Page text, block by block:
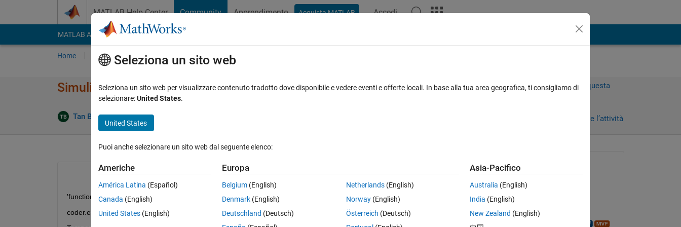
MATLAB Help Center Community Apprendimento Acquista MATLAB Accedi
MATLAB Answers File Exchange Cody
Home Poni una domanda Risposta Naviga
Simulink MxArray for logical array
Tan Biru 1 Set 2014 1 Risposta
Accedi per rispondere a questa
Accedi per seguire l’attività
0 voti
'function [ index] = SoftMax( Q )
coder.extrinsic('softmax');
Richiesto:
il 1 Set 2014
Risposto:
Seleziona un sito web
Seleziona un sito web per visualizzare contenuto tradotto dove disponibile e vedere eventi e offerte locali. In base alla tua area geografica, ti consigliamo di
selezionare:United States.
United States
Puoi anche selezionare un sito web dal seguente elenco:
Americhe
América Latina (Español)
Canada (English)
United States (English)
Europa
Belgium (English)
Denmark (English)
Deutschland (Deutsch)
Netherlands(English)
Norway(English)
Österreich (Deutsch)
Asia-Pacifico
Australia (English)
India (English)
New Zealand (English)